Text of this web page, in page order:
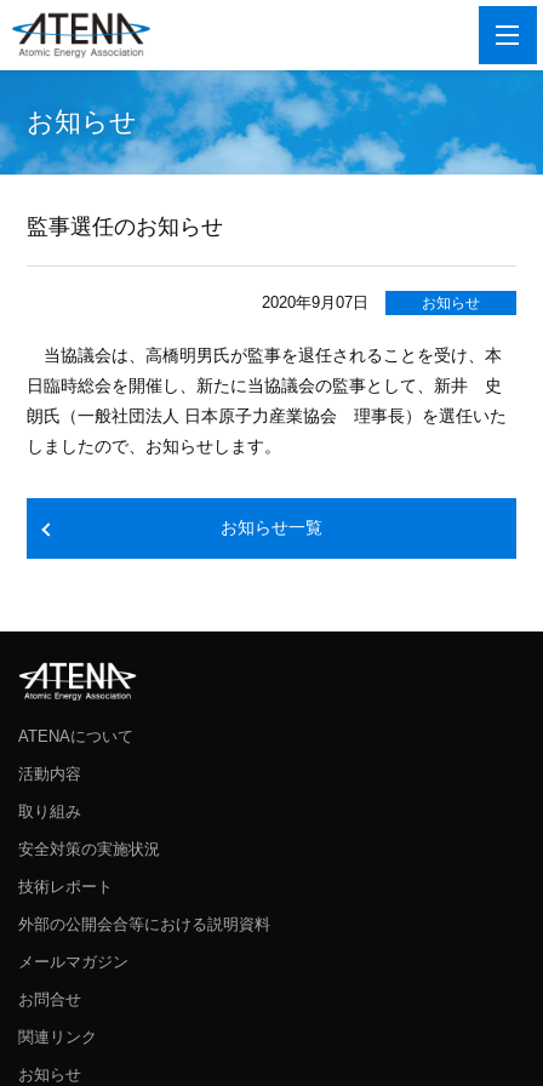
お知らせ
監事選任のお知らせ
2020年9月07日 お知らせ
当協議会は、高橋明男氏が監事を退任されることを受け、本
日臨時総会を開催し、新たに当協議会の監事として、新井 史
朗氏（一般社団法人 日本原子力産業協会 理事長）を選任いた
しましたので、お知らせします。
お知らせ一覧
ATENAについて
活動内容
取り組み
安全対策の実施状況
技術レポート
外部の公開会合等における説明資料
メールマガジン
お問合せ
関連リンク
お知らせ